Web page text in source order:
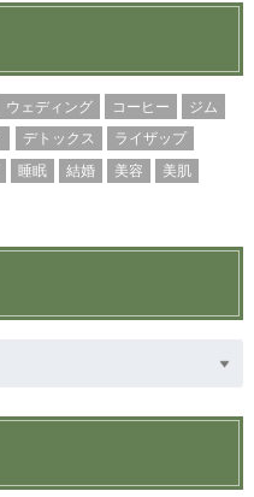
ウェディング コーヒー
ジム
デトックス
ライザップ
睡眠 結婚 美容
美肌